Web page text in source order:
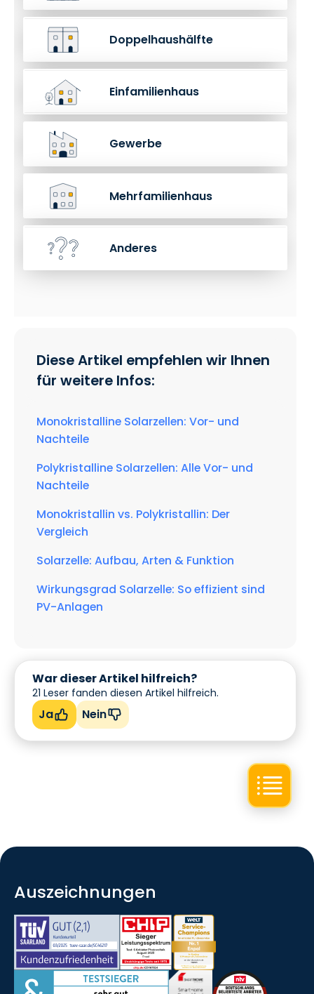
Doppelhaushälfte
Einfamilienhaus
Gewerbe
Mehrfamilienhaus
Anderes
Diese Artikel empfehlen wir Ihnen
für weitere Infos:
Monokristalline Solarzellen: Vor- und
Nachteile
Polykristalline Solarzellen: Alle Vor- und
Nachteile
Monokristallin vs. Polykristallin: Der
Vergleich
Solarzelle: Aufbau, Arten & Funktion
Wirkungsgrad Solarzelle: So effizient sind
PV-Anlagen
War dieser Artikel hilfreich?
21 Leser fanden diesen Artikel hilfreich.
Ja Nein
Auszeichnungen